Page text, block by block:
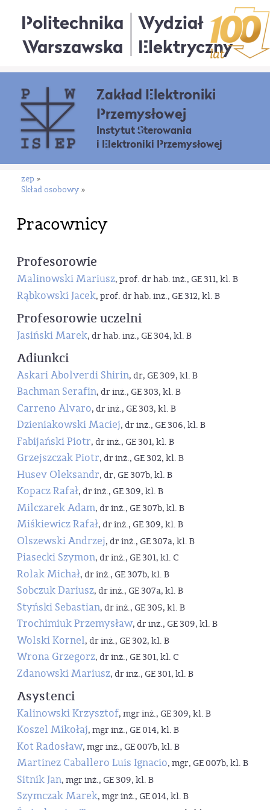
Politechnika
Warszawska
Wydział
Elektryczny
Zakład Elektroniki
Przemysłowej
Instytut Sterowania
i Elektroniki Przemysłowej
zep »
Skład osobowy »
Pracownicy
Profesorowie
Malinowski Mariusz, prof. dr hab. inż., GE 311, kl. B
Rąbkowski Jacek, prof. dr hab. inż., GE 312, kl. B
Profesorowie uczelni
Jasiński Marek, dr hab. inż., GE 304, kl. B
Adiunkci
Askari Abolverdi Shirin, dr, GE 309, kl. B
Bachman Serafin, dr inż., GE 303, kl. B
Carreno Alvaro, dr inż., GE 303, kl. B
Dzieniakowski Maciej, dr inż., GE 306, kl. B
Fabijański Piotr, dr inż., GE 301, kl. B
Grzejszczak Piotr, dr inż., GE 302, kl. B
Husev Oleksandr, dr, GE 307b, kl. B
Kopacz Rafał, dr inż., GE 309, kl. B
Milczarek Adam, dr inż., GE 307b, kl. B
Miśkiewicz Rafał, dr inż., GE 309, kl. B
Olszewski Andrzej, dr inż., GE 307a, kl. B
Piasecki Szymon, dr inż., GE 301, kl. C
Rolak Michał, dr inż., GE 307b, kl. B
Sobczuk Dariusz, dr inż., GE 307a, kl. B
Styński Sebastian, dr inż., GE 305, kl. B
Trochimiuk Przemysław, dr inż., GE 309, kl. B
Wolski Kornel, dr inż., GE 302, kl. B
Wrona Grzegorz, dr inż., GE 301, kl. C
Zdanowski Mariusz, dr inż., GE 301, kl. B
Asystenci
Kalinowski Krzysztof, mgr inż., GE 309, kl. B
Koszel Mikołaj, mgr inż., GE 014, kl. B
Kot Radosław, mgr inż., GE 007b, kl. B
Martinez Caballero Luis Ignacio, mgr, GE 007b, kl. B
Sitnik Jan, mgr inż., GE 309, kl. B
Szymczak Marek, mgr inż., GE 014, kl. B